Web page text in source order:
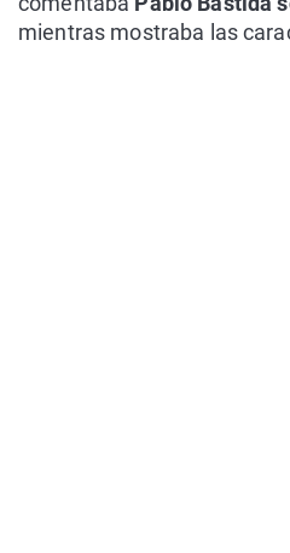
mientras mostraba las